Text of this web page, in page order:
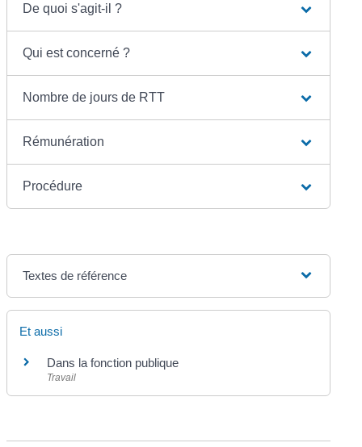
De quoi s'agit-il ?
Qui est concerné ?
Nombre de jours de RTT
Rémunération
Procédure
Textes de référence
Et aussi
Dans la fonction publique
Travail